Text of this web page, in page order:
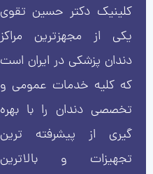
کلینیک دکتر حسین تقوی
یکی از مجهزترین مراکز
دندان پزشکی در ایران است
که کلیه خدمات عمومی و
تخصصی دندان را با بهره
گیری از پیشرفته ترین
تجهیزات و بالاترین